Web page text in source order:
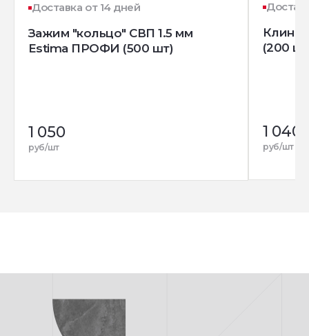
Доставка от 14 дней
Зажим "кольцо" СВП 1.5 мм
Estima ПРОФИ (500 шт)
1 050
руб/шт
Клин
(200
1 040
руб/шт